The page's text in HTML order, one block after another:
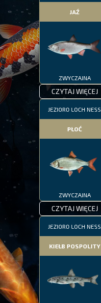
JAŹ
ZWYCZAJNA
CZYTAJ WIĘCEJ
JEZIORO LOCH NESS
PŁOĆ
ZWYCZAJNA
CZYTAJ WIĘCEJ
JEZIORO LOCH NESS
KIEŁB POSPOLITY